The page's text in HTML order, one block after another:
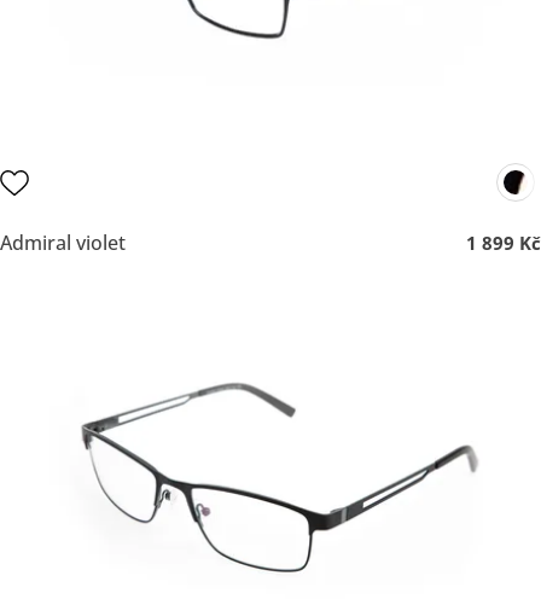
Admiral violet 1 899 Kč